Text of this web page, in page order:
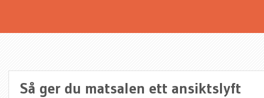
Så ger du matsalen ett ansiktslyft